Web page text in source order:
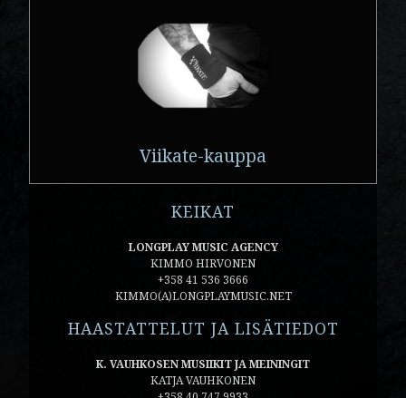
Viikate-kauppa
KEIKAT
LONGPLAY MUSIC AGENCY
KIMMO HIRVONEN
+358 41 536 3666
KIMMO(A)LONGPLAYMUSIC.NET
HAASTATTELUT JA LISÄTIEDOT
K. VAUHKOSEN MUSIIKIT JA MEININGIT
KATJA VAUHKONEN